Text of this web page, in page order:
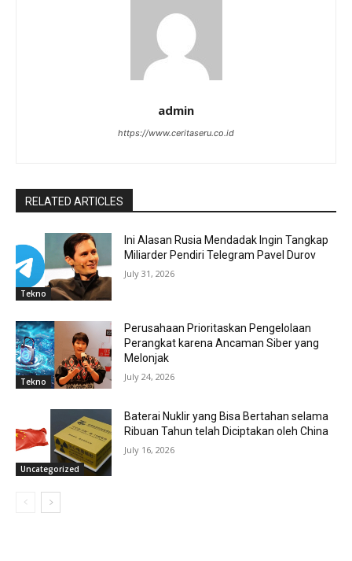
admin
https://www.ceritaseru.co.id
RELATED ARTICLES
Tekno
Ini Alasan Rusia Mendadak Ingin Tangkap
Miliarder Pendiri Telegram Pavel Durov
July 31, 2026
Tekno
Perusahaan Prioritaskan Pengelolaan
Perangkat karena Ancaman Siber yang
Melonjak
July 24, 2026
Uncategorized
Baterai Nuklir yang Bisa Bertahan selama
Ribuan Tahun telah Diciptakan oleh China
July 16, 2026